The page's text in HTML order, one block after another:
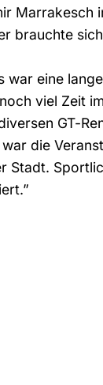
Marrakesch
brauchte
war eine
viel Zeit
GT-
die
Stadt.